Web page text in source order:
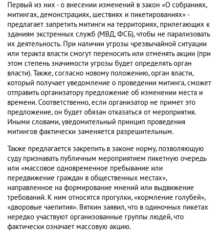
Первый из них - о внесении изменений в закон «О собраниях,
митингах, демонстрациях, шествиях и пикетированиях» -
предлагает запретить митинги на территориях, прилегающих к
зданиям экстренных служб (МВД, ФСБ), чтобы не парализовать
их деятельность. При наличии угрозы чрезвычайной ситуации
или теракта власти смогут переносить или отменять акции (при
этом степень значимости угрозы будет определять орган
власти). Также, согласно новому положению, орган власти,
который получает уведомление о проведении митинга, сможет
отправить организатору предложение об изменении места и
времени. Соответственно, если организатор не примет это
предложение, он будет обязан отказаться от мероприятия.
Иными словами, уведомительный принцип проведения
митингов фактически заменяется разрешительным.
Также предлагается закрепить в законе норму, позволяющую
суду признавать публичным мероприятием пикетную очередь
или «массовое одновременное пребывание или
передвижение граждан в общественных местах»,
направленное на формирование мнений или выдвижение
требований. К ним относятся прогулки, «кормление голубей»,
«дворовые чаепития». Вяткин заявил, что в одиночных пикетах
нередко участвуют организованные группы людей, что
фактически означает массовую акцию.